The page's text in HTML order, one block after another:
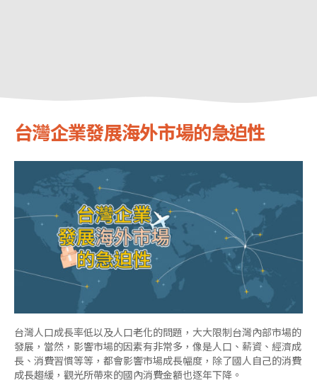
台灣企業發展海外市場的急迫性
台灣人口成長率低以及人口老化的問題，大大限制台灣內部市場的
發展，當然，影響市場的因素有非常多，像是人口、薪資、經濟成
長、消費習慣等等，都會影響市場成長幅度，除了國人自己的消費
成長趨緩，觀光所帶來的國內消費金額也逐年下降。